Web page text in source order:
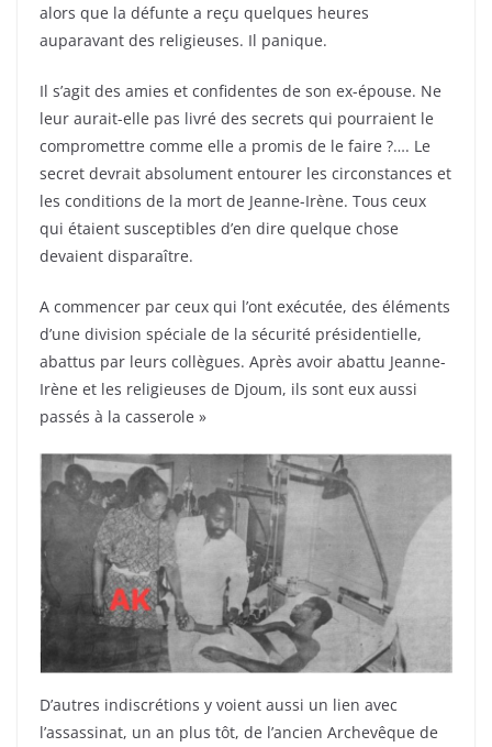
alors que la défunte a reçu quelques heures
auparavant des religieuses. Il panique.
Il s’agit des amies et confidentes de son ex-épouse. Ne
leur aurait-elle pas livré des secrets qui pourraient le
compromettre comme elle a promis de le faire ?…. Le
secret devrait absolument entourer les circonstances et
les conditions de la mort de Jeanne-Irène. Tous ceux
qui étaient susceptibles d’en dire quelque chose
devaient disparaître.
A commencer par ceux qui l’ont exécutée, des éléments
d’une division spéciale de la sécurité présidentielle,
abattus par leurs collègues. Après avoir abattu Jeanne-
Irène et les religieuses de Djoum, ils sont eux aussi
passés à la casserole »
D’autres indiscrétions y voient aussi un lien avec
l’assassinat, un an plus tôt, de l’ancien Archevêque de